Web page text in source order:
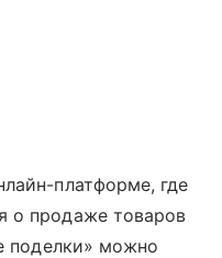
платформе, где
о продаже товаров
поделки» можно